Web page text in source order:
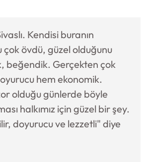
Kendisi buranın
çok övdü, güzel olduğunu
beğendik. Gerçekten çok
hem ekonomik.
olduğu günlerde böyle
halkımız için güzel bir şey.
doyurucu ve lezzetli" diye